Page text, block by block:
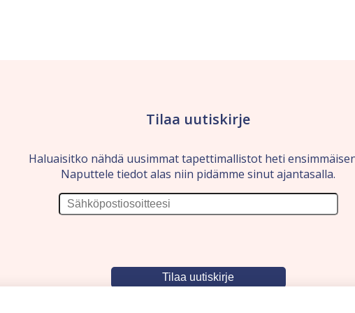
Tilaa uutiskirje
Haluaisitko nähdä uusimmat tapettimallistot heti
Naputtele tiedot alas niin pidämme sinut ajantasalla.